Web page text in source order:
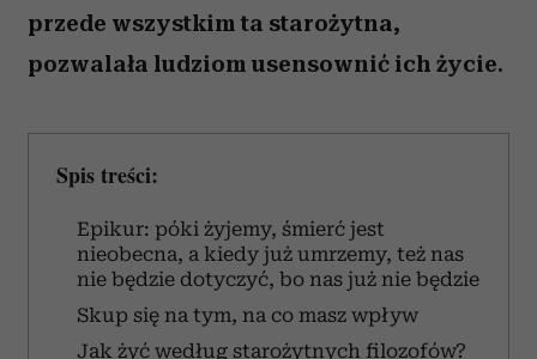
przede wszystkim ta starożytna,
pozwalała ludziom usensownić ich życie.
Spis treści:
Epikur: póki żyjemy, śmierć jest
nieobecna, a kiedy już umrzemy, też nas
nie będzie dotyczyć, bo nas już nie będzie
Skup się na tym, na co masz wpływ
Jak żyć według starożytnych filozofów?